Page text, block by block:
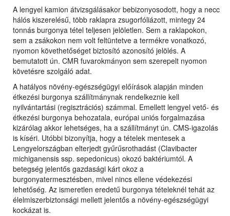
A lengyel kamion átvizsgálásakor bebizonyosodott, hogy a necc
hálós kiszerelésű, több raklapra zsugorfóliázott, mintegy 24
tonnás burgonya tétel teljesen jelöletlen. Sem a raklapokon,
sem a zsákokon nem volt feltüntetve a termékre vonatkozó,
nyomon követhetőséget biztosító azonosító jelölés. A
bemutatott ún. CMR fuvarokmányon sem szerepelt nyomon
követésre szolgáló adat.
A hatályos növény-egészségügyi előírások alapján minden
étkezési burgonya szállítmánynak rendelkeznie kell
nyilvántartási (regisztrációs) számmal. Emellett lengyel vető- és
étkezési burgonya behozatala, európai uniós forgalmazása
kizárólag akkor lehetséges, ha a szállítmányt ún. CMS-igazolás
is kíséri. Utóbbi bizonyítja, hogy a tételek mentesek a
Lengyelországban elterjedt gyűrűsrothadást (Clavibacter
michiganensis ssp. sepedonicus) okozó baktériumtól. A
betegség jelentős gazdasági kárt okoz a
burgonyatermesztésben, mivel nincs ellene védekezési
lehetőség. Az ismeretlen eredetű burgonya tételeknél tehát az
élelmiszerbiztonsági mellett jelentős a növény-egészségügyi
kockázat is.